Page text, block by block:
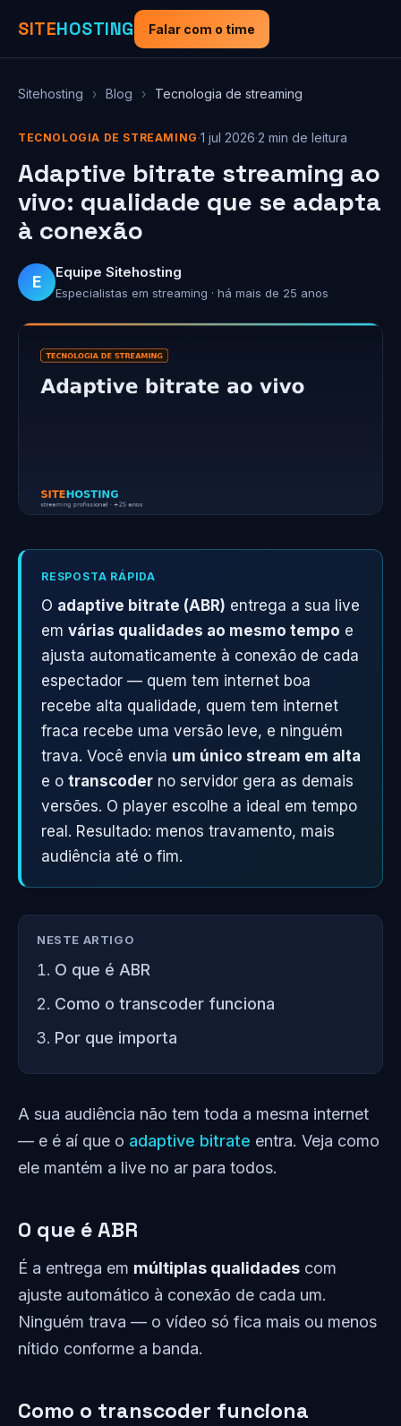
SITEHOSTING Falar com o time
Sitehosting › Blog › Tecnologia de streaming
TECNOLOGIA DE STREAMING ·1 jul 2026·2 min de leitura
Adaptive bitrate streaming ao
vivo: qualidade que se adapta
à conexão
E
Equipe Sitehosting
Especialistas em streaming · há mais de 25 anos
RESPOSTA RÁPIDA
O adaptive bitrate (ABR) entrega a sua live
em várias qualidades ao mesmo tempo e
ajusta automaticamente à conexão de cada
espectador — quem tem internet boa
recebe alta qualidade, quem tem internet
fraca recebe uma versão leve, e ninguém
trava. Você envia um único stream em alta
e o transcoder no servidor gera as demais
versões. O player escolhe a ideal em tempo
real. Resultado: menos travamento, mais
audiência até o fim.
NESTE ARTIGO
O que é ABR
Como o transcoder funciona
Por que importa
A sua audiência não tem toda a mesma internet
— e é aí que o adaptive bitrate entra. Veja como
ele mantém a live no ar para todos.
O que é ABR
É a entrega em múltiplas qualidades com
ajuste automático à conexão de cada um.
Ninguém trava — o vídeo só fica mais ou menos
nítido conforme a banda.
Como o transcoder funciona